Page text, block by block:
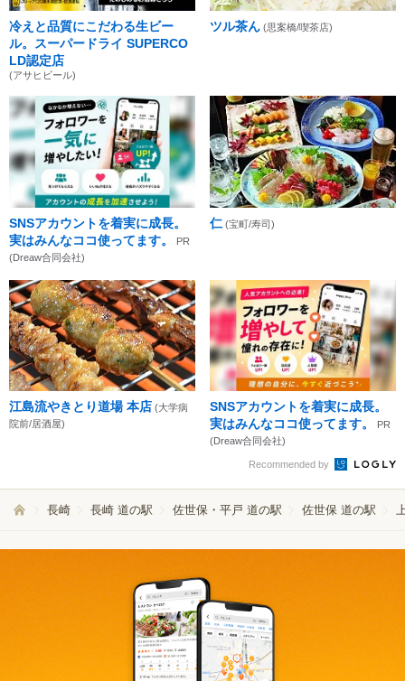
冷えと品質にこだわる生ビー
ル。スーパードライ SUPERCO
LD認定店
(アサヒビール)
ツル茶ん (思案橋/喫茶店)
SNSアカウントを着実に成長。
実はみんなココ使ってます。
PR
(Dreaw合同会社)
仁 (宝町/寿司)
江島流やきとり道場 本店 (大学病
院前/居酒屋)
SNSアカウントを着実に成長。
実はみんなココ使ってます。
PR
(Dreaw合同会社)
Recommended by
長崎 長崎 道の駅 佐世保・平戸 道の駅 佐世保 道の駅